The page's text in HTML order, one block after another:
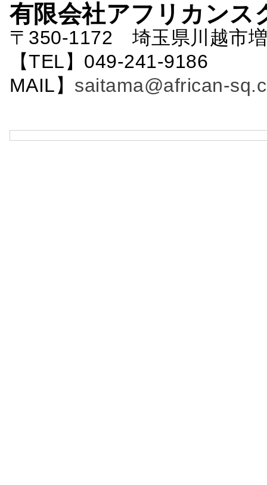
有限会社アフリカンス
〒350-1172 埼玉県川越市
【TEL】049-241-
MAIL】 saitama@african-